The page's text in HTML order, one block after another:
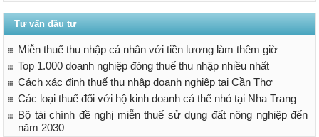
Tư vấn đầu tư
Miễn thuế thu nhập cá nhân với tiền lương làm thêm giờ
Top 1.000 doanh nghiệp đóng thuế thu nhập nhiều nhất
Cách xác định thuế thu nhập doanh nghiệp tại Cần Thơ
Các loại thuế đối với hộ kinh doanh cá thể nhỏ tại Nha Trang
Bộ tài chính đề nghị miễn thuế sử dụng đất nông nghiệp đến
năm 2030